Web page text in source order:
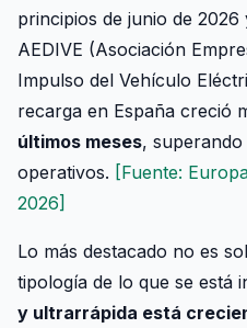
principios de junio de
AEDIVE (Asociación
Impulso del Vehículo
recarga en España creció
últimos meses, superando
operativos. [Fuente:
2026]
Lo más destacado no es
tipología de lo que se está
y ultrarrápida está